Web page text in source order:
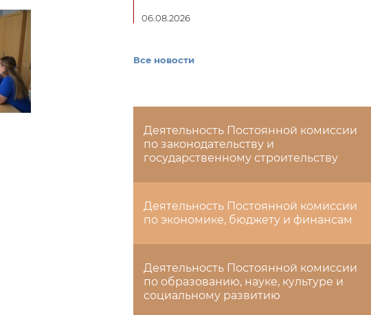
06.08.2026
Все новости
Деятельность Постоянной комиссии
по законодательству и
государственному строительству
Деятельность Постоянной комиссии
по экономике, бюджету и финансам
Деятельность Постоянной комиссии
по образованию, науке, культуре и
социальному развитию